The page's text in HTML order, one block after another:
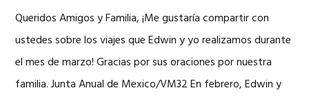
Queridos Amigos y Familia, ¡Me gustaría compartir con
ustedes sobre los viajes que Edwin y yo realizamos durante
el mes de marzo! Gracias por sus oraciones por nuestra
familia. Junta Anual de Mexico/VM32 En febrero, Edwin y